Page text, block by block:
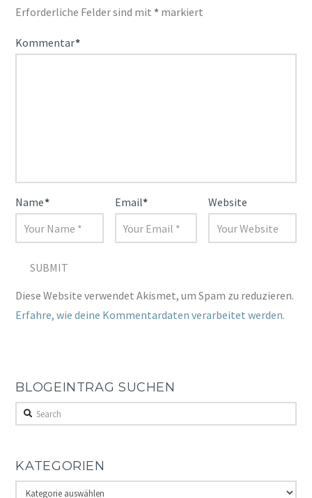
Erforderliche Felder sind mit* markiert
Kommentar*
Name* Email* Website
Diese Website verwendet Akismet, um Spam zu reduzieren.
Erfahre, wie deine Kommentardaten verarbeitet werden.
BLOGEINTRAG SUCHEN
Search
KATEGORIEN
Kategorien